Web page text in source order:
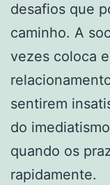
desafios que
caminho. A
vezes coloca
sentirem
do
quando os
rapidamente.